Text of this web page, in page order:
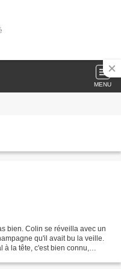
MENU
bien. Colin se réveilla avec un
qu'il avait bu la veille.
à la tête, c'est bien connu,